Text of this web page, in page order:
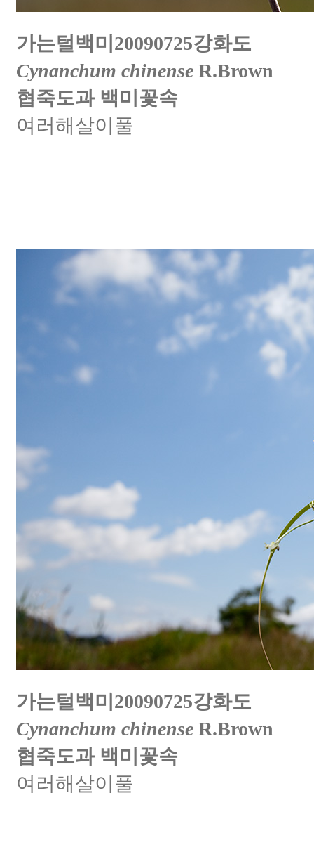
가는털백미20090725강화도
Cynanchum chinense R.Brown
협죽도과 백미꽃속
여러해살이풀
가는털백미20090725강화도
Cynanchum chinense R.Brown
협죽도과 백미꽃속
여러해살이풀